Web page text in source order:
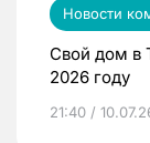
Новости
Свой дом в
2026 году
21:40 /